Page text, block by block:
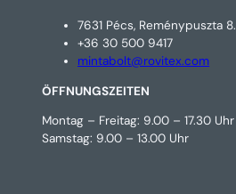
7631 Pécs, Reménypuszta 8.
+36 30 500 9417
mintabolt@rovitex.com
ÖFFNUNGSZEITEN
Montag – Freitag: 9.00 – 17.30 Uhr
Samstag: 9.00 – 13.00 Uhr